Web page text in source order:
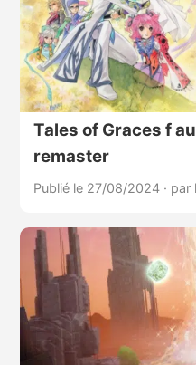
Tales of Graces f
remaster
Publié le 27/08/2024 · par